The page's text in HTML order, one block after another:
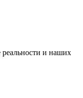
и наших